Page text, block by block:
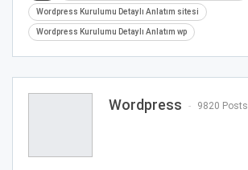
Wordpress Kurulumu Detaylı Anlatım sitesi
Wordpress Kurulumu Detaylı Anlatım wp
Wordpress 9820 Posts